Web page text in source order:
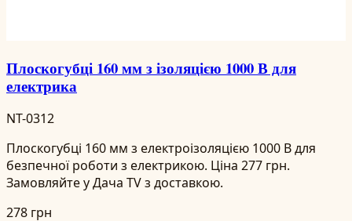
Плоскогубці 160 мм з ізоляцією 1000 В для
електрика
NT-0312
Плоскогубці 160 мм з електроізоляцією 1000 В для
безпечної роботи з електрикою. Ціна 277 грн.
Замовляйте у Дача TV з доставкою.
278 грн